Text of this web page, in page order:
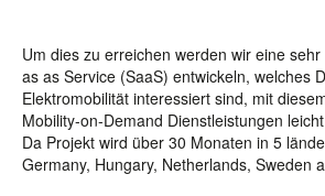
Um dies zu erreichen werden wir eine
as as Service (SaaS) entwickeln, welches
Elektromobilität interessiert sind, mit
Mobility-on-Demand Dienstleistungen
Da Projekt wird über 30 Monaten in 5
Germany, Hungary, Netherlands, Sweden